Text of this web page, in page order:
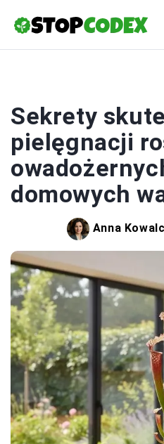
Sekrety
pielęgnacji
domowych
Anna